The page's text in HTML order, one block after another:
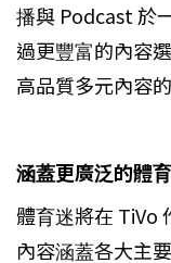
播與 Podcast 於
過更豐富的內容
高品質多元內容
涵蓋更廣泛的體
體育迷將在 TiVo
內容涵蓋各大主